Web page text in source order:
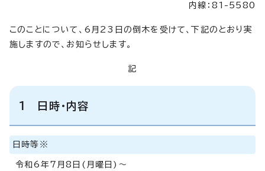
内線：81-5580
このことについて、6月23日の倒木を受けて、下記のとおり実
施しますので、お知らせします。
記
1 日時・内容
日時等※
令和6年7月8日(月曜日)～